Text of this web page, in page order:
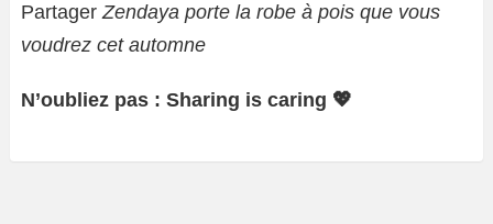
PartagerZendaya porte la robe à pois que vous
voudrez cet automne
N’oubliez pas : Sharing is caring 💖